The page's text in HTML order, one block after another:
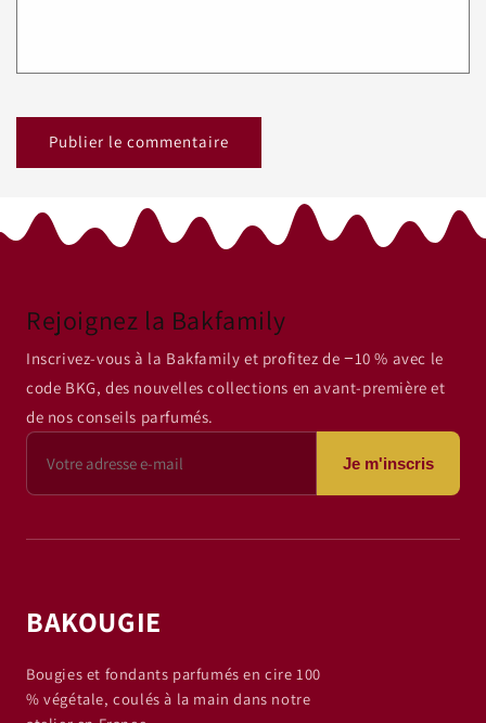
Rejoignez la Bakfamily
Inscrivez-vous à la Bakfamily et profitez de −10 % avec le
code BKG, des nouvelles collections en avant-première et
de nos conseils parfumés.
Je m'inscris
BAKOUGIE
Bougies et fondants parfumés en cire 100
% végétale, coulés à la main dans notre